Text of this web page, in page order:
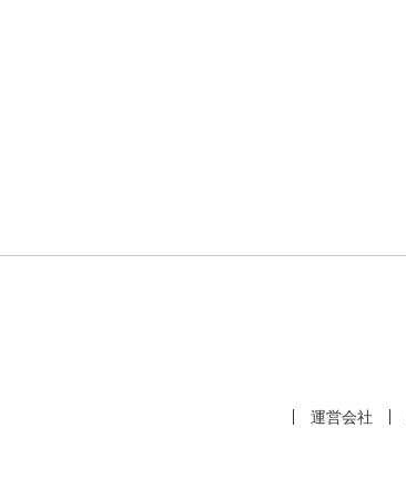
運営会社